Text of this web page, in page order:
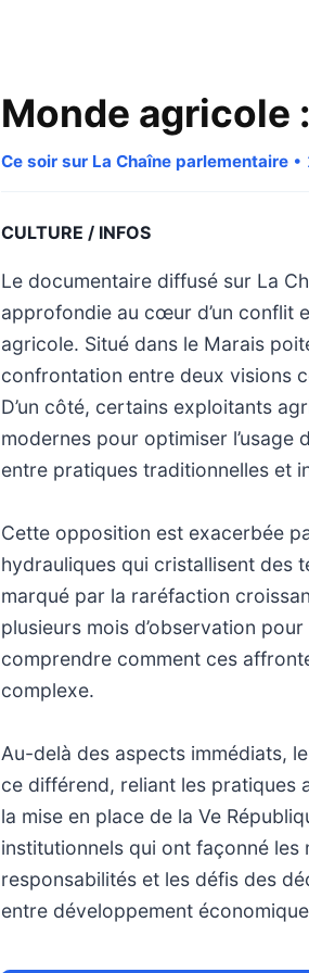
Monde agricole
Ce soir sur La Chaîne parlementaire •
CULTURE / INFOS
Le documentaire diffusé sur La
approfondie au cœur d’un conflit
agricole. Situé dans le Marais
confrontation entre deux visions
D’un côté, certains exploitants
modernes pour optimiser l’usage
entre pratiques traditionnelles et
Cette opposition est exacerbée
hydrauliques qui cristallisent des
marqué par la raréfaction
plusieurs mois d’observation
comprendre comment ces
complexe.
Au-delà des aspects immédiats,
ce différend, reliant les pratiques
la mise en place de la Ve
institutionnels qui ont façonné les
responsabilités et les défis des
entre développement